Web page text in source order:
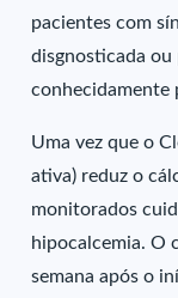
pacientes com
disgnosticada ou
conhecidamente
Uma vez que o
ativa) reduz o
monitorados
hipocalcemia. O
semana após o